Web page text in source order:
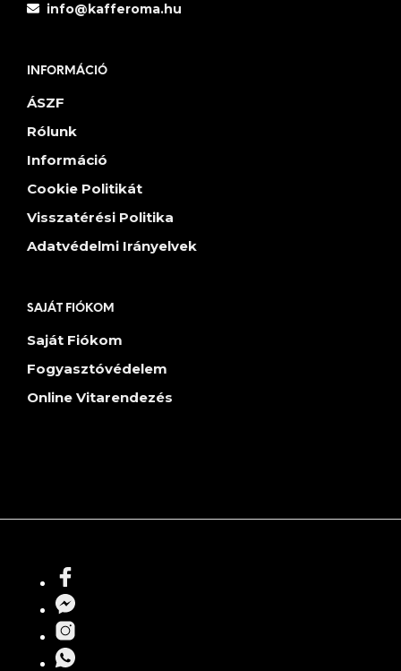
info@kafferoma.hu
INFORMÁCIÓ
ÁSZF
Rólunk
Információ
Cookie Politikát
Visszatérési Politika
Adatvédelmi Irányelvek
SAJÁT FIÓKOM
Saját Fiókom
Fogyasztóvédelem
Online Vitarendezés